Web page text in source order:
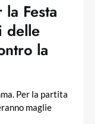
Festa
delle
la
Per la partita
maglie